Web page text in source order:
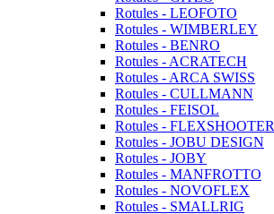
Rotules - LEOFOTO
Rotules - WIMBERLEY
Rotules - BENRO
Rotules - ACRATECH
Rotules - ARCA SWISS
Rotules - CULLMANN
Rotules - FEISOL
Rotules - FLEXSHOOTER
Rotules - JOBU DESIGN
Rotules - JOBY
Rotules - MANFROTTO
Rotules - NOVOFLEX
Rotules - SMALLRIG